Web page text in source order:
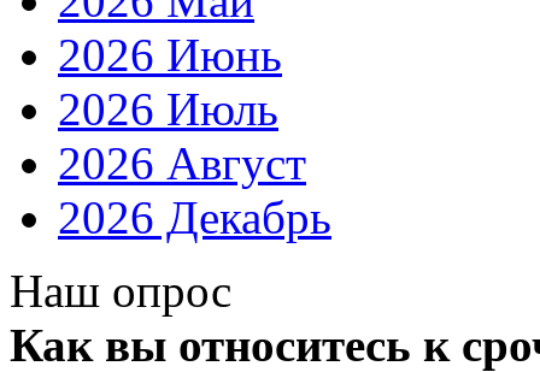
2026 Июнь
2026 Июль
2026 Август
2026 Декабрь
Наш опрос
Как вы относитесь к